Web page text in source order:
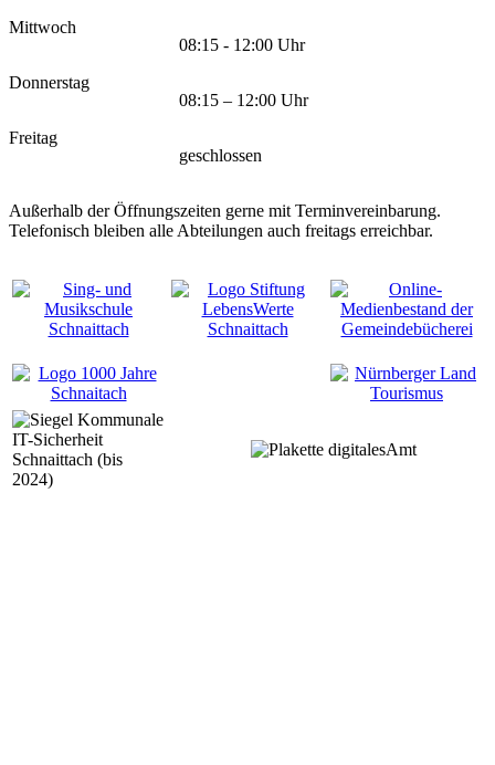
Mittwoch
08:15 - 12:00 Uhr
Donnerstag
08:15 – 12:00 Uhr
Freitag
geschlossen
Außerhalb der Öffnungszeiten gerne mit Terminvereinbarung.
Telefonisch bleiben alle Abteilungen auch freitags erreichbar.